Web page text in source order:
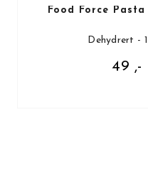
Food Force Pasta
Dehydrert -
49 ,-